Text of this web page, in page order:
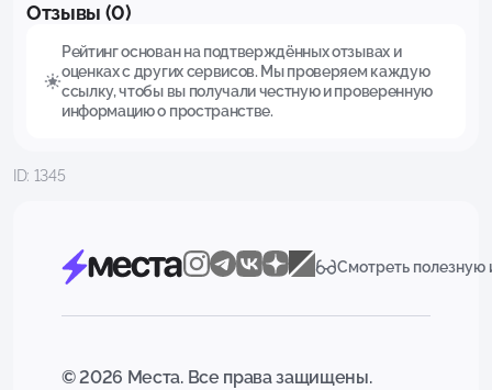
Отзывы (0)
Рейтинг основан на подтверждённых отзывах и
оценках с других сервисов. Мы проверяем каждую
ссылку, чтобы вы получали честную и проверенную
информацию о пространстве.
ID: 1345
Смотреть
© 2026 Места. Все права защищены.